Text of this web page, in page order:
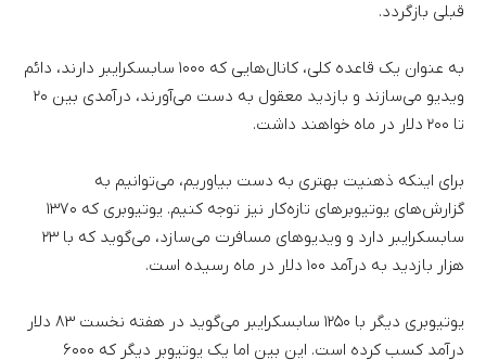
قبلی بازگردد.
به عنوان یک قاعده کلی، کانال‌هایی که ۱۰۰۰ سابسکرایبر دارند، دائم
ویدیو می‌سازند و بازدید معقول به دست می‌آورند، درآمدی بین ۲۰
تا ۲۰۰ دلار در ماه خواهند داشت.
برای اینکه ذهنیت بهتری به دست بیاوریم، می‌توانیم به
گزارش‌های یوتیوبرهای تازه‌کار نیز توجه کنیم. یوتیوبری که ۱۳۷۰
سابسکرایبر دارد و ویدیوهای مسافرت می‌سازد، می‌گوید که با ۲۳
هزار بازدید به درآمد ۱۰۰ دلار در ماه رسیده است.
یوتیوبری دیگر با ۱۲۵۰ سابسکرایبر می‌گوید در هفته نخست ۸۳ دلار
درآمد کسب کرده است. این بین اما یک یوتیوبر دیگر که ۶۰۰۰